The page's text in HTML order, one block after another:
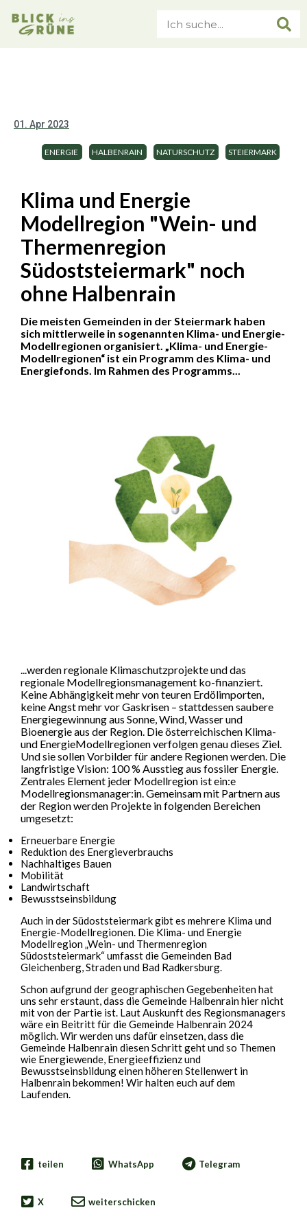
01. Apr 2023
ENERGIE HALBENRAIN NATURSCHUTZ STEIERMARK
Klima und Energie
Modellregion "Wein- und
Thermenregion
Südoststeiermark" noch
ohne Halbenrain
Die meisten Gemeinden in der Steiermark haben
sich mittlerweile in sogenannten Klima- und Energie-
Modellregionen organisiert. „Klima- und Energie-
Modellregionen“ ist ein Programm des Klima- und
Energiefonds. Im Rahmen des Programms...
...werden regionale Klimaschutzprojekte und das
regionale Modellregionsmanagement ko-finanziert.
Keine Abhängigkeit mehr von teuren Erdölimporten,
keine Angst mehr vor Gaskrisen – stattdessen saubere
Energiegewinnung aus Sonne, Wind, Wasser und
Bioenergie aus der Region. Die österreichischen Klima-
und EnergieModellregionen verfolgen genau dieses Ziel.
Und sie sollen Vorbilder für andere Regionen werden. Die
langfristige Vision: 100 % Ausstieg aus fossiler Energie.
Zentrales Element jeder Modellregion ist ein:e
Modellregionsmanager:in. Gemeinsam mit Partnern aus
der Region werden Projekte in folgenden Bereichen
umgesetzt:
Erneuerbare Energie
Reduktion des Energieverbrauchs
Nachhaltiges Bauen
Mobilität
Landwirtschaft
Bewusstseinsbildung
Auch in der Südoststeiermark gibt es mehrere Klima und
Energie-Modellregionen. Die Klima- und Energie
Modellregion „Wein- und Thermenregion
Südoststeiermark“ umfasst die Gemeinden Bad
Gleichenberg, Straden und Bad Radkersburg.
Schon aufgrund der geographischen Gegebenheiten hat
uns sehr erstaunt, dass die Gemeinde Halbenrain hier nicht
mit von der Partie ist. Laut Auskunft des Regionsmanagers
wäre ein Beitritt für die Gemeinde Halbenrain 2024
möglich. Wir werden uns dafür einsetzen, dass die
Gemeinde Halbenrain diesen Schritt geht und so Themen
wie Energiewende, Energieeffizienz und
Bewusstseinsbildung einen höheren Stellenwert in
Halbenrain bekommen! Wir halten euch auf dem
Laufenden.
teilen WhatsApp Telegram
X weiterschicken